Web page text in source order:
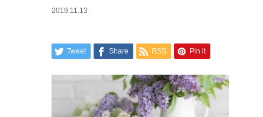
2019.11.13
Tweet Share RSS Pin it